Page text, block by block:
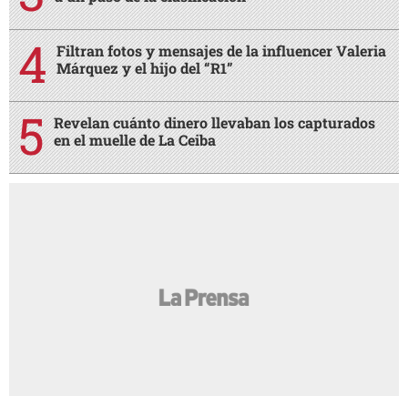
Filtran fotos y mensajes de la influencer Valeria
Márquez y el hijo del “R1”
Revelan cuánto dinero llevaban los capturados
en el muelle de La Ceiba